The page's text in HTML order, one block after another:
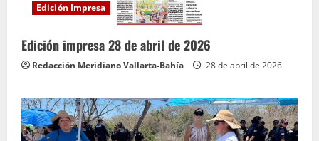
Edición Impresa
Edición impresa 28 de abril de 2026
Redacción Meridiano Vallarta-Bahía 28 de abril de 2026